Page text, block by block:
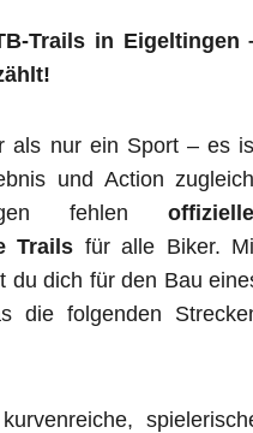
Trails in Eigeltingen
als nur ein Sport – es
und Action
fehlen
Trails für alle Biker.
du dich für den Bau
die folgenden